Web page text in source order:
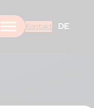
Kontakt DE